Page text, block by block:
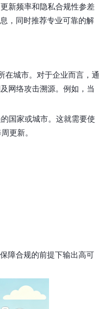
新频率和隐私合规性参差
，同时推荐专业可靠的解
在城市。对于企业而言，通
网络攻击溯源。例如，当
国家或城市。这就需要使
更新。
障合规的前提下输出高可